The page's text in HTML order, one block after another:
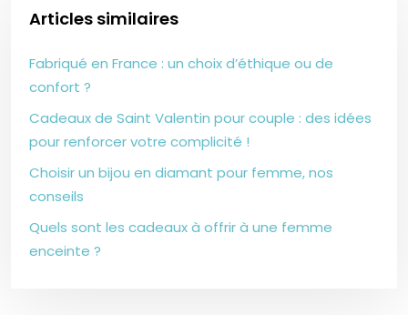
Articles similaires
Fabriqué en France : un choix d’éthique ou de
confort ?
Cadeaux de Saint Valentin pour couple : des idées
pour renforcer votre complicité !
Choisir un bijou en diamant pour femme, nos
conseils
Quels sont les cadeaux à offrir à une femme
enceinte ?